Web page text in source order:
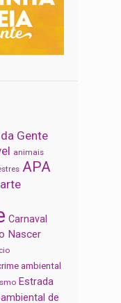
Gente
animais
APA
arte
Carnaval
Nascer
ambiental
Estrada
de